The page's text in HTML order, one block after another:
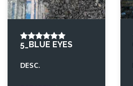
5_BLUE EYES
DESC.